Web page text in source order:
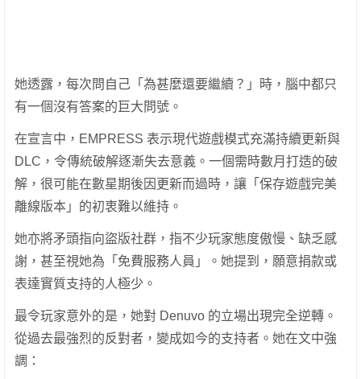
她透露，每次問自己「為甚麼還要繼續？」時，腦中都只
有一個沒有答案的巨大問號。
在宣言中，EMPRESS 表示現代遊戲模式充滿持續更新與
DLC，令傳統破解逐漸失去意義。一個需時數月打造的破
解，很可能在數星期後因更新而過時，讓「保存遊戲完美
離線版本」的初衷難以維持。
她亦將矛頭指向盜版社群，指不少玩家態度傲慢、缺乏感
謝，甚至視她為「免費服務人員」。她提到，願意捐款或
表達實質支持的人極少。
最令玩家意外的是，她對 Denuvo 的立場出現完全逆轉。
從過去最強烈的反對者，變成如今的支持者。她在文中強
調：